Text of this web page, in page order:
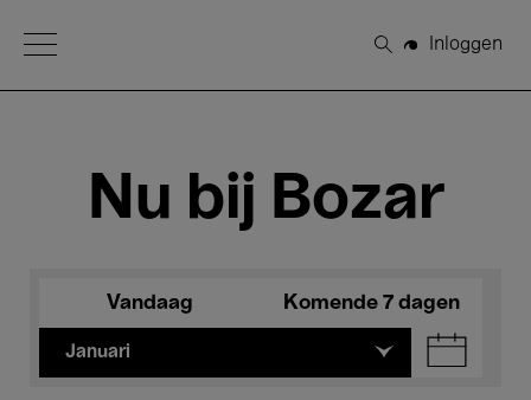
Open Menu
Zoeken
Inloggen
Nu bij Bozar
Vandaag Komende 7 dagen
Januari